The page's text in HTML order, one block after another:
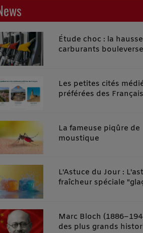
Étude choc : la
carburants
Les petites cités
préférées des
La fameuse piqûre de
moustique
L'Astuce du Jour :
fraîcheur spéciale
Marc Bloch
des plus grands